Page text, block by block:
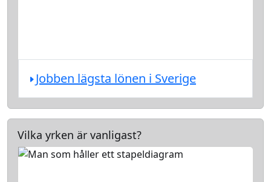
Jobben lägsta lönen i Sverige
Vilka yrken är vanligast?